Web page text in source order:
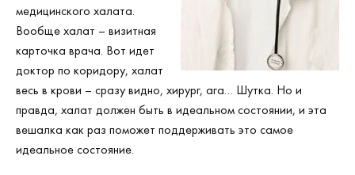
медицинского халата.
Вообще халат – визитная
карточка врача. Вот идет
доктор по коридору, халат
весь в крови – сразу видно, хирург, ага… Шутка. Но и
правда, халат должен быть в идеальном состоянии, и эта
вешалка как раз поможет поддерживать это самое
идеальное состояние.